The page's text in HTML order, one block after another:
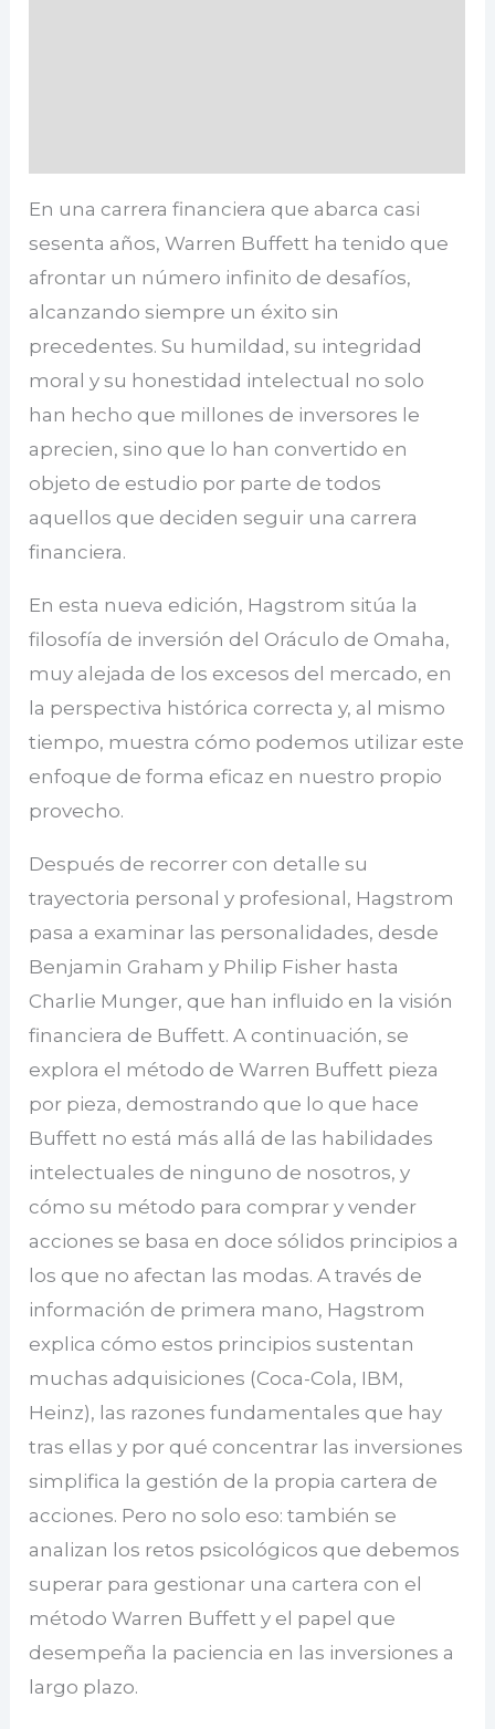
En una carrera financiera que abarca casi
sesenta años, Warren Buffett ha tenido que
afrontar un número infinito de desafíos,
alcanzando siempre un éxito sin
precedentes. Su humildad, su integridad
moral y su honestidad intelectual no solo
han hecho que millones de inversores le
aprecien, sino que lo han convertido en
objeto de estudio por parte de todos
aquellos que deciden seguir una carrera
financiera.
En esta nueva edición, Hagstrom sitúa la
filosofía de inversión del Oráculo de Omaha,
muy alejada de los excesos del mercado, en
la perspectiva histórica correcta y, al mismo
tiempo, muestra cómo podemos utilizar este
enfoque de forma eficaz en nuestro propio
provecho.
Después de recorrer con detalle su
trayectoria personal y profesional, Hagstrom
pasa a examinar las personalidades, desde
Benjamin Graham y Philip Fisher hasta
Charlie Munger, que han influido en la visión
financiera de Buffett. A continuación, se
explora el método de Warren Buffett pieza
por pieza, demostrando que lo que hace
Buffett no está más allá de las habilidades
intelectuales de ninguno de nosotros, y
cómo su método para comprar y vender
acciones se basa en doce sólidos principios a
los que no afectan las modas. A través de
información de primera mano, Hagstrom
explica cómo estos principios sustentan
muchas adquisiciones (Coca-Cola, IBM,
Heinz), las razones fundamentales que hay
tras ellas y por qué concentrar las inversiones
simplifica la gestión de la propia cartera de
acciones. Pero no solo eso: también se
analizan los retos psicológicos que debemos
superar para gestionar una cartera con el
método Warren Buffett y el papel que
desempeña la paciencia en las inversiones a
largo plazo.